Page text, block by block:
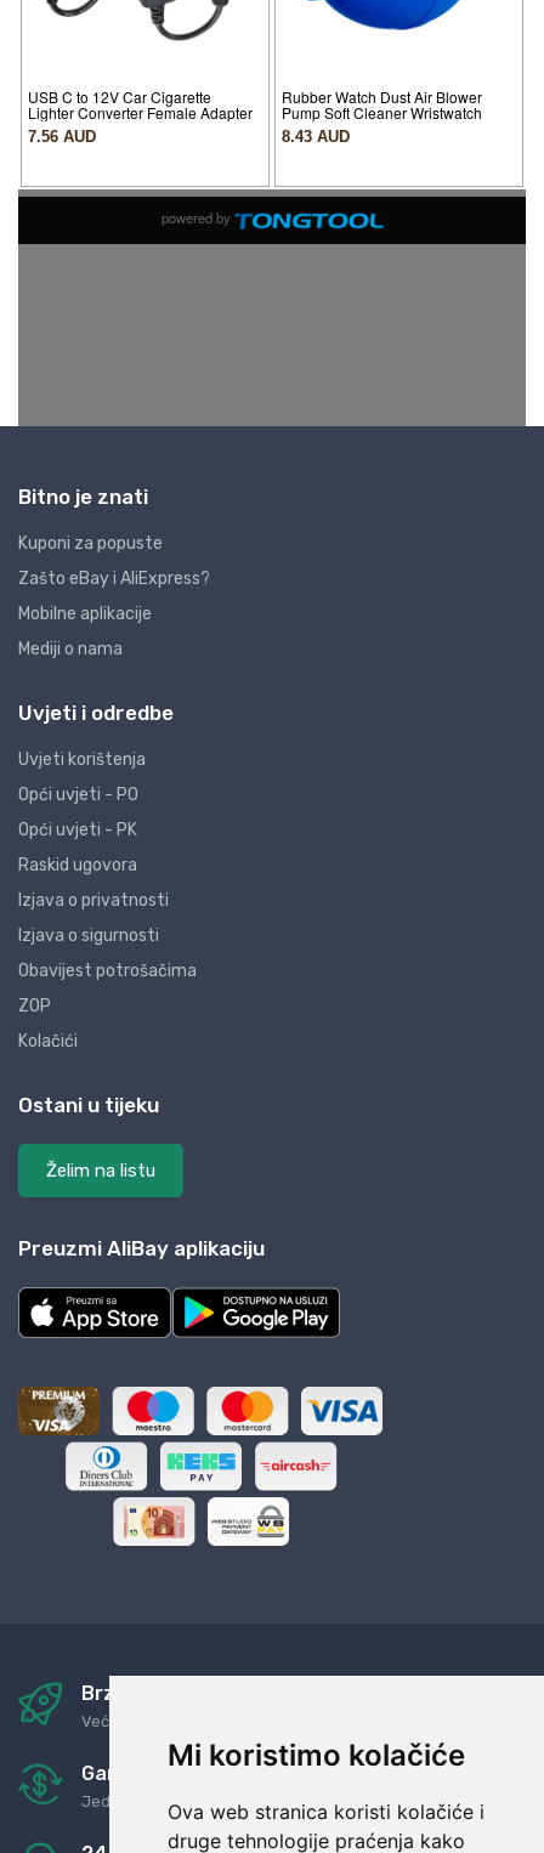
Mi koristimo kolačiće
Ova web stranica koristi kolačiće i
druge tehnologije praćenja kako
Bitno je znati
Kuponi za popuste
Zašto eBay i AliExpress?
Mobilne aplikacije
Mediji o nama
Uvjeti i odredbe
Uvjeti korištenja
Opći uvjeti - PO
Opći uvjeti - PK
Raskid ugovora
Izjava o privatnosti
Izjava o sigurnosti
Obavijest potrošačima
ZOP
Kolačići
Ostani u tijeku
Želim na listu
Preuzmi AliBay aplikaciju
Brza i sigurna dostava
Već za nekoliko dana kod vas
Garancija u povrat novaca
Jednostavno pravilo: Roba za novac